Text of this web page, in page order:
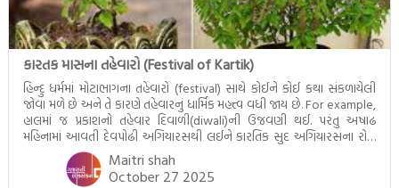
કારતક માસના તહેવારો (Festival of Kartik)
હિન્દુ ધર્મમાં મોટાભાગના તહેવારો (festival) સાથે કોઈને કોઈ કથા સંકળાયેલી
જોવા મળે છે અને તે કારણે તહેવારનું ધાર્મિક મહત્ત્વ વધી જાય છે. For example,
હાલમાં જ પ્રકાશનો તહેવાર દિવાળી(diwali)ની ઉજવણી થઈ. પરંતુ અષાઢ
મહિનામાં આવતી દેવપોઢી અગિયારસથી લઈને કારતિક સુદ અગિયારસના રોજ
આવતી દેવ ઊઠી અગિયારસ વચ્ચે મોટેભાગે યજ્ઞોપવીત સંસ્કાર, લગ્ન,
દીક્ષાગ્રહણ, યજ્ઞ, ગૃહપ્રવેશ જેવા […]
Maitri shah
October 27 2025